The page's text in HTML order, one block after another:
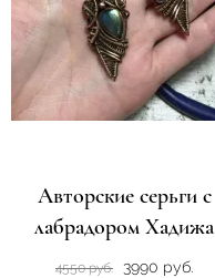
Авторские серьги с
лабрадором Хадижа
4550 руб. 3990 руб.